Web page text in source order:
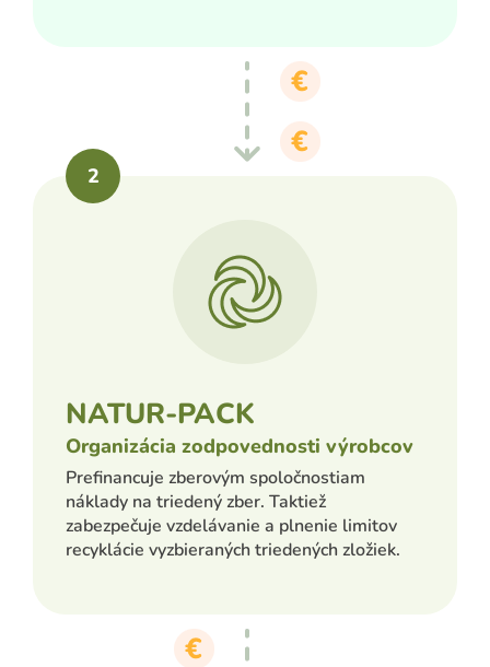
NATUR-PACK
Organizácia zodpovednosti výrobcov
Prefinancuje zberovým spoločnostiam
náklady na triedený zber. Taktiež
zabezpečuje vzdelávanie a plnenie limitov
recyklácie vyzbieraných triedených zložiek.